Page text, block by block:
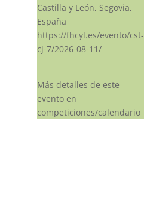
Castilla y León, Segovia,
España
https://fhcyl.es/evento/cst-
cj-7/2026-08-11/
Más detalles de este
evento en
competiciones/calendario